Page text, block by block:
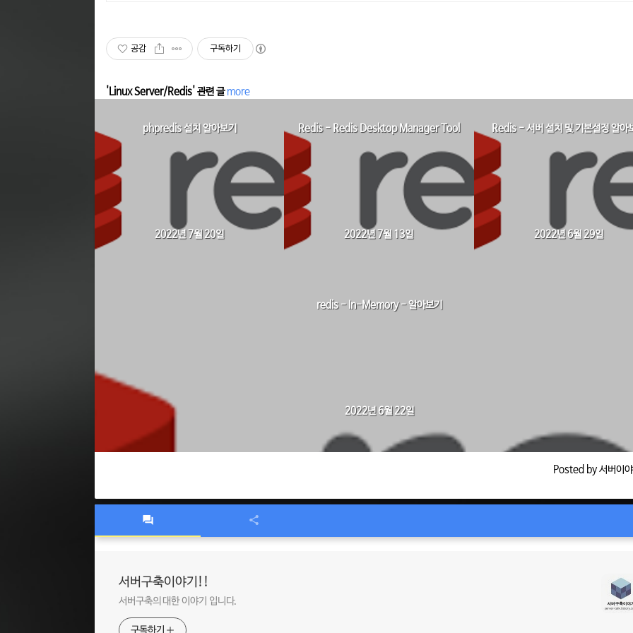
공감 구독하기
'Linux Server/Redis' 관련 글 more
phpredis 설치 알아보기
2022년 7월 20일
Redis - Redis Desktop Manager Tool
2022년 7월 13일
Redis - 서버 설치 및 기본설정 알아
2022년 6월 29일
redis - In-Memory - 알아보기
2022년 6월 22일
Posted by 서버이
서버구축이야기!!
서버구축의 대한 이야기 입니다.
구독하기